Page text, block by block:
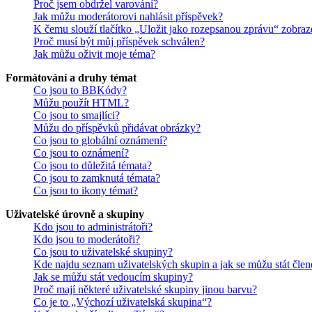
Proč jsem obdržel varování?
Jak můžu moderátorovi nahlásit příspěvek?
K čemu slouží tlačítko „Uložit jako rozepsanou zprávu“
Proč musí být můj příspěvek schválen?
Jak můžu oživit moje téma?
Formátování a druhy témat
Co jsou to BBKódy?
Můžu použít HTML?
Co jsou to smajlíci?
Můžu do příspěvků přidávat obrázky?
Co jsou to globální oznámení?
Co jsou to oznámení?
Co jsou to důležitá témata?
Co jsou to zamknutá témata?
Co jsou to ikony témat?
Uživatelské úrovně a skupiny
Kdo jsou to administrátoři?
Kdo jsou to moderátoři?
Co jsou to uživatelské skupiny?
Kde najdu seznam uživatelských skupin a jak se můžu stát
Jak se můžu stát vedoucím skupiny?
Proč mají některé uživatelské skupiny jinou barvu?
Co je to „Výchozí uživatelská skupina“?